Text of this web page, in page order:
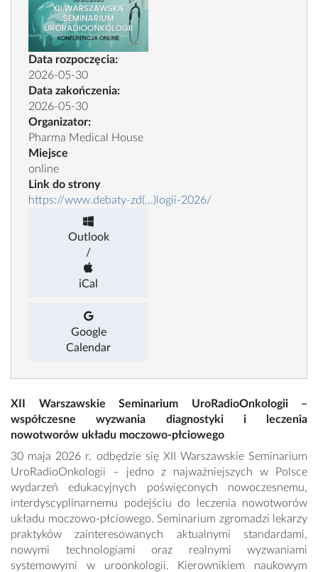
Data rozpoczęcia:
2026-05-30
Data zakończenia:
2026-05-30
Organizator:
Pharma Medical House
Miejsce
online
Link do strony
https://www.debaty-zd(...)logii-2026/
Outlook
/
iCal
Google
Calendar
XII Warszawskie Seminarium UroRadioOnkologii –
współczesne wyzwania diagnostyki i leczenia
nowotworów układu moczowo-płciowego
30 maja 2026 r. odbędzie się XII Warszawskie Seminarium
UroRadioOnkologii – jedno z najważniejszych w Polsce
wydarzeń edukacyjnych poświęconych nowoczesnemu,
interdyscyplinarnemu podejściu do leczenia nowotworów
układu moczowo-płciowego. Seminarium zgromadzi lekarzy
praktyków zainteresowanych aktualnymi standardami,
nowymi technologiami oraz realnymi wyzwaniami
systemowymi w uroonkologii. Kierownikiem naukowym